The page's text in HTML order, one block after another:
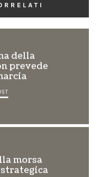
della
prevede
morsa